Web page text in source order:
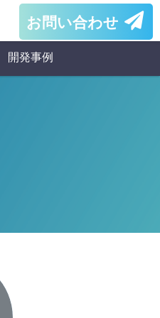
お問い合わせ
開発事例